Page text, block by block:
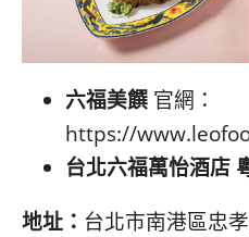
六福美饌 官網：
https://
台北六福萬怡酒店
地址： 台北市南港區忠